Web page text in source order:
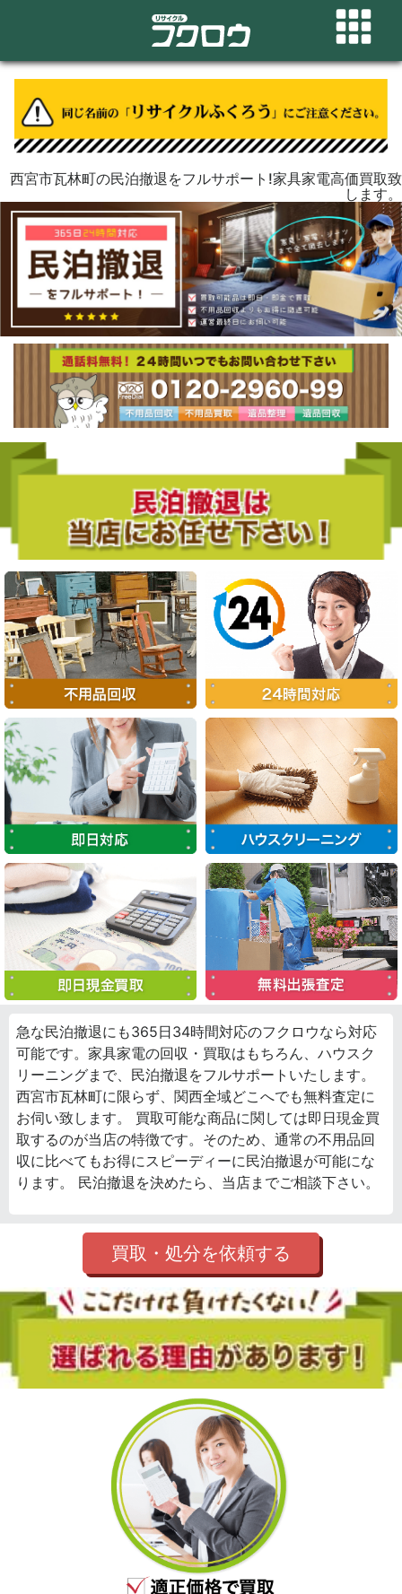
西宮市瓦林町の民泊撤退をフルサポート!家具家電高価買取致
します。
急な民泊撤退にも365日34時間対応のフクロウなら対応
可能です。家具家電の回収・買取はもちろん、ハウスク
リーニングまで、民泊撤退をフルサポートいたします。
西宮市瓦林町に限らず、関西全域どこへでも無料査定に
お伺い致します。 買取可能な商品に関しては即日現金買
取するのが当店の特徴です。そのため、通常の不用品回
収に比べてもお得にスピーディーに民泊撤退が可能にな
ります。 民泊撤退を決めたら、当店までご相談下さい。
買取・処分を依頼する